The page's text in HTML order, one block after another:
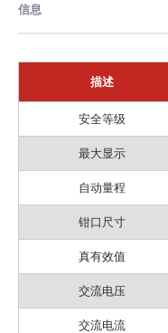
信息
描述
安全等级
最大显示
自动量程
钳口尺寸
真有效值
交流电压
交流电流